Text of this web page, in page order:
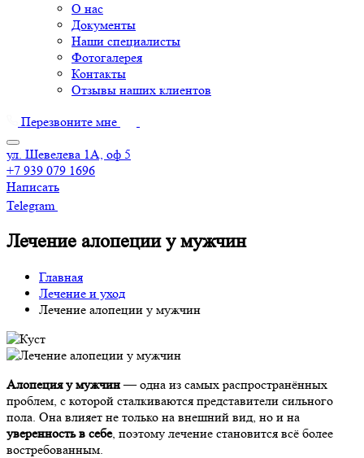
О нас
Документы
Наши специалисты
Фотогалерея
Контакты
Отзывы наших клиентов
Перезвоните мне
ул. Шевелева 1А, оф 5
+7 939 079 1696
Написать
Telegram
Лечение алопеции у мужчин
Главная
Лечение и уход
Лечение алопеции у мужчин
Алопеция у мужчин— одна из самых распространённых
проблем, с которой сталкиваются представители сильного
пола. Она влияет не только на внешний вид, но и на
уверенность в себе, поэтому лечение становится всё более
востребованным.